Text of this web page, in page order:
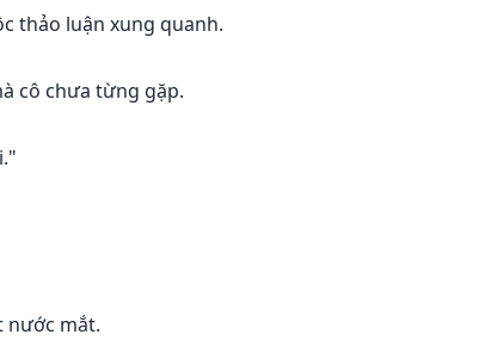
thảo luận xung quanh.
cô chưa từng gặp.
nước mắt.